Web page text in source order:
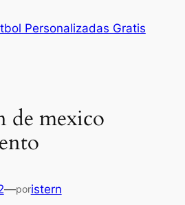
Personalizadas Gratis
de mexico
—poristern